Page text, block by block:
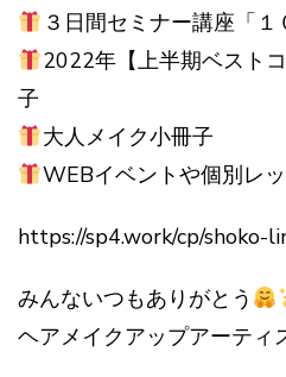
３日間セミナー講座「１
2022年【上半期ベスト
子
大人メイク小冊子
WEBイベントや個別レ
https://sp4.work/cp/shoko-
みんないつもありがとう
ヘアメイクアップアーティ